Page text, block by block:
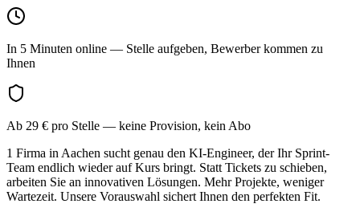
In 5 Minuten online — Stelle aufgeben, Bewerber kommen zu
Ihnen
Ab 29 € pro Stelle — keine Provision, kein Abo
1 Firma in Aachen sucht genau den KI-Engineer, der Ihr Sprint-
Team endlich wieder auf Kurs bringt. Statt Tickets zu schieben,
arbeiten Sie an innovativen Lösungen. Mehr Projekte, weniger
Wartezeit. Unsere Vorauswahl sichert Ihnen den perfekten Fit.